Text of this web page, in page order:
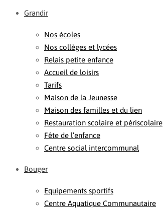
Grandir
Nos écoles
Nos collèges et lycées
Relais petite enfance
Accueil de loisirs
Tarifs
Maison de la Jeunesse
Maison des familles et du lien
Restauration scolaire et périscolaire
Fête de l’enfance
Centre social intercommunal
Bouger
Equipements sportifs
Centre Aquatique Communautaire